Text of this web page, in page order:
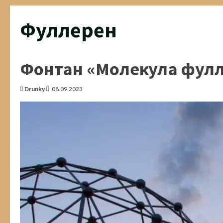
Фуллерен
Фонтан «Молекула
Drunky 08.09.2023